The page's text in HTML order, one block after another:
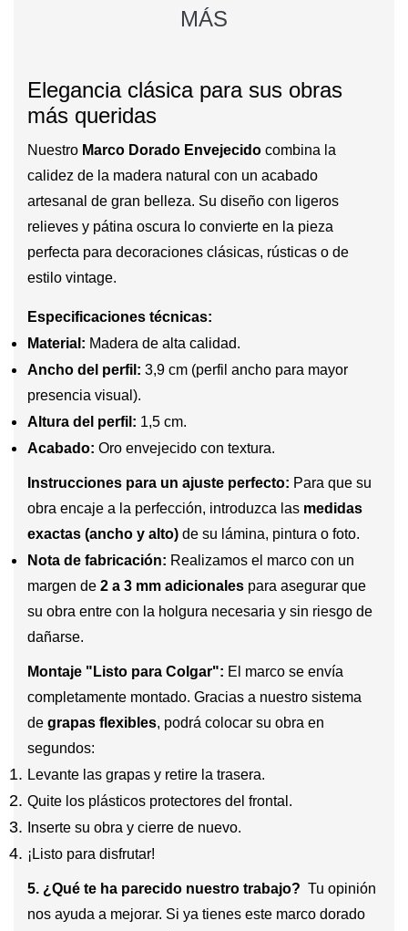
MÁS
Elegancia clásica para sus obras
más queridas
Nuestro Marco Dorado Envejecido combina la
calidez de la madera natural con un acabado
artesanal de gran belleza. Su diseño con ligeros
relieves y pátina oscura lo convierte en la pieza
perfecta para decoraciones clásicas, rústicas o de
estilo vintage.
Especificaciones técnicas:
Material: Madera de alta calidad.
Ancho del perfil: 3,9 cm (perfil ancho para mayor
presencia visual).
Altura del perfil: 1,5 cm.
Acabado: Oro envejecido con textura.
Instrucciones para un ajuste perfecto: Para que su
obra encaje a la perfección, introduzca las medidas
exactas (ancho y alto) de su lámina, pintura o foto.
Nota de fabricación: Realizamos el marco con un
margen de 2 a 3 mm adicionales para asegurar que
su obra entre con la holgura necesaria y sin riesgo de
dañarse.
Montaje "Listo para Colgar": El marco se envía
completamente montado. Gracias a nuestro sistema
de grapas flexibles, podrá colocar su obra en
segundos:
Levante las grapas y retire la trasera.
Quite los plásticos protectores del frontal.
Inserte su obra y cierre de nuevo.
¡Listo para disfrutar!
5. ¿Qué te ha parecido nuestro trabajo? Tu opinión
nos ayuda a mejorar. Si ya tienes este marco dorado